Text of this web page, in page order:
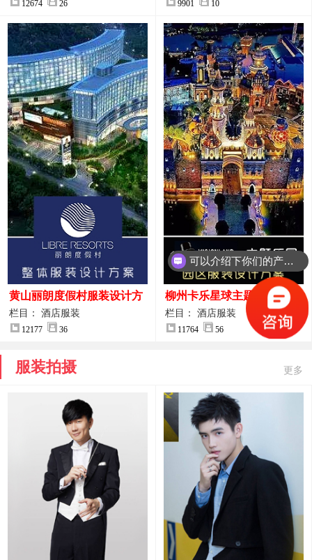
12674 26 9901 10
黄山丽朗度假村服装设计方
案
栏目： 酒店服装
12177 36
柳州卡乐星球主题乐园园区
服装设计方案
栏目： 酒店服装
11764 56
服装拍摄 更多
可以介绍下你们的产品么？
你们是怎么收费的呢？